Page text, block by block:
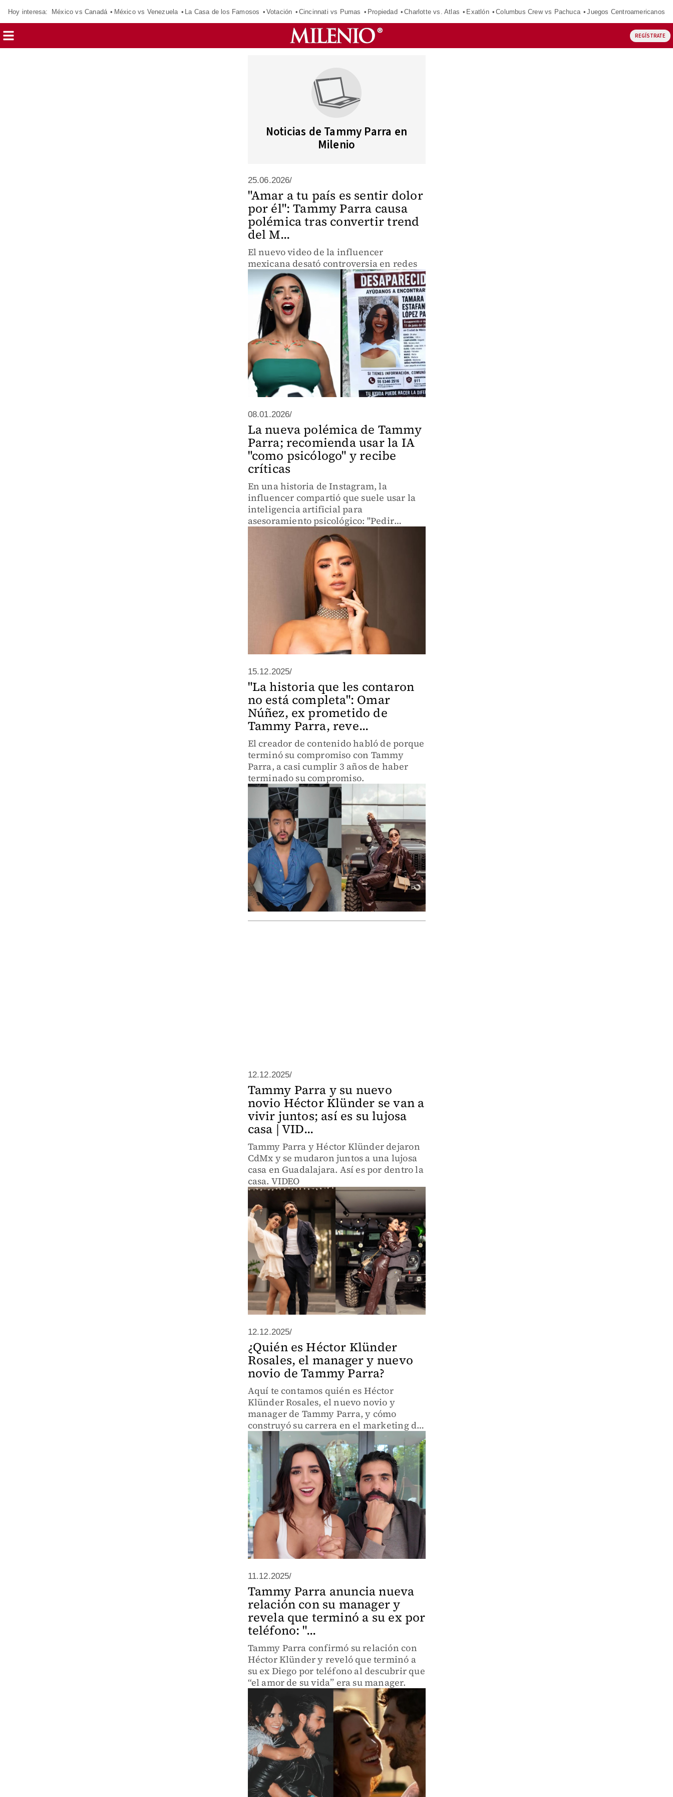
Hoy interesa: México vs Canadá México vs Venezuela La Casa de los Famosos Votación Cincinnati vs Pumas Propiedad Charlotte vs. Atlas Exatlón Columbus Crew vs Pachuca Juegos Centroamericanos
REGÍSTRATE
Noticias de Tammy Parra en
Milenio
25.06.2026/
"Amar a tu país es sentir dolor
por él": Tammy Parra causa
polémica tras convertir trend
del M...
El nuevo video de la influencer
mexicana desató controversia en redes
08.01.2026/
La nueva polémica de Tammy
Parra; recomienda usar la IA
"como psicólogo" y recibe
críticas
En una historia de Instagram, la
influencer compartió que suele usar la
inteligencia artificial para
asesoramiento psicológico: "Pedir
consejos a las personas... te van a
responder desde sus heridas".
15.12.2025/
"La historia que les contaron
no está completa": Omar
Núñez, ex prometido de
Tammy Parra, reve...
El creador de contenido habló de porque
terminó su compromiso con Tammy
Parra, a casi cumplir 3 años de haber
terminado su compromiso.
12.12.2025/
Tammy Parra y su nuevo
novio Héctor Klünder se van a
vivir juntos; así es su lujosa
casa | VID...
Tammy Parra y Héctor Klünder dejaron
CdMx y se mudaron juntos a una lujosa
casa en Guadalajara. Así es por dentro la
casa. VIDEO
12.12.2025/
¿Quién es Héctor Klünder
Rosales, el manager y nuevo
novio de Tammy Parra?
Aquí te contamos quién es Héctor
Klünder Rosales, el nuevo novio y
manager de Tammy Parra, y cómo
construyó su carrera en el marketing de
influencers.
11.12.2025/
Tammy Parra anuncia nueva
relación con su manager y
revela que terminó a su ex por
teléfono: "...
Tammy Parra confirmó su relación con
Héctor Klünder y reveló que terminó a
su ex Diego por teléfono al descubrir que
“el amor de su vida” era su manager.